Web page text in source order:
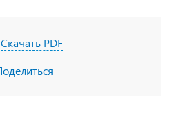
Скачать PDF